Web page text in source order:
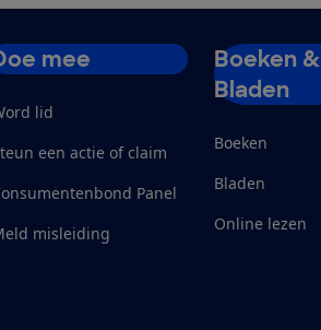
mee
lid
een actie of claim
Panel
misleiding
Boeken &
Bladen
Boeken
Bladen
Online lezen